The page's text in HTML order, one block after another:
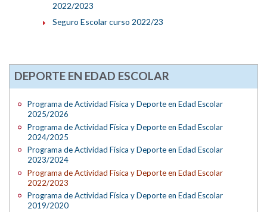
2022/2023
Seguro Escolar curso 2022/23
DEPORTE EN EDAD ESCOLAR
Programa de Actividad Física y Deporte en Edad Escolar
2025/2026
Programa de Actividad Física y Deporte en Edad Escolar
2024/2025
Programa de Actividad Física y Deporte en Edad Escolar
2023/2024
Programa de Actividad Física y Deporte en Edad Escolar
2022/2023
Programa de Actividad Física y Deporte en Edad Escolar
2019/2020